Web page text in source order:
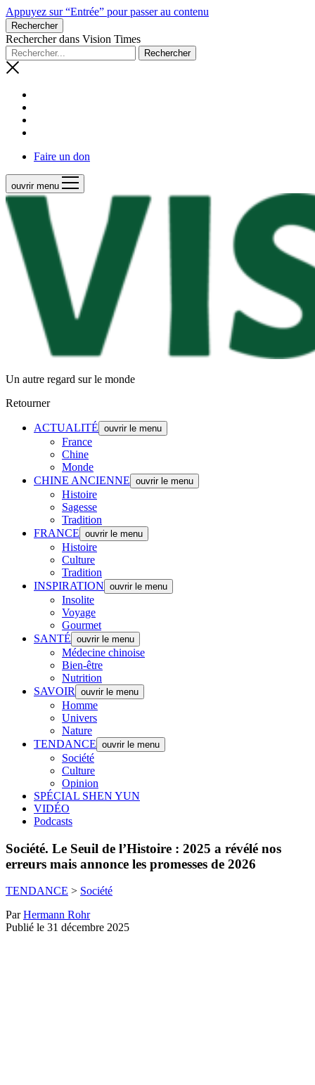
Appuyez sur “Entrée” pour passer au contenu
Rechercher
Rechercher dans Vision Times
Faire un don
ouvrir menu
Un autre regard sur le monde
Retourner
ACTUALITÉ ouvrir le menu
France
Chine
Monde
CHINE ANCIENNE ouvrir le menu
Histoire
Sagesse
Tradition
FRANCE ouvrir le menu
Histoire
Culture
Tradition
INSPIRATION ouvrir le menu
Insolite
Voyage
Gourmet
SANTÉ ouvrir le menu
Médecine chinoise
Bien-être
Nutrition
SAVOIR
ouvrir le menu
Homme
Univers
Nature
TENDANCE ouvrir le menu
Société
Culture
Opinion
SPÉCIAL SHEN YUN
VIDÉO
Podcasts
Société. Le Seuil de l’Histoire : 2025 a révélé nos
erreurs mais annonce les promesses de 2026
TENDANCE > Société
ParHermann Rohr
Publié le 31 décembre 2025